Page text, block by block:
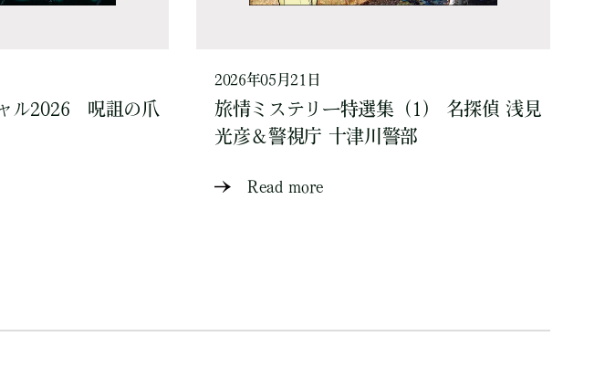
ル2026 呪詛の爪
2026年05月21日
旅情ミステリー特選集（1） 名探偵 浅見
光彦＆警視庁 十津川警部
Read more